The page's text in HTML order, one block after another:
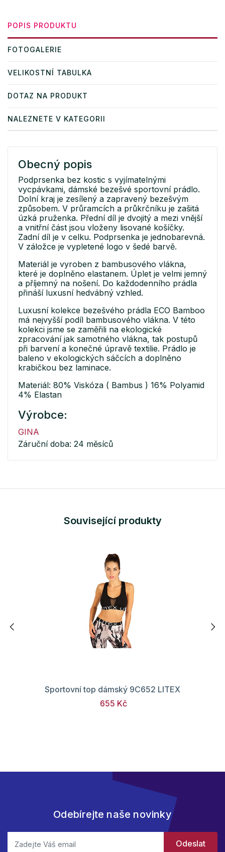
POPIS PRODUKTU
FOTOGALERIE
VELIKOSTNÍ TABULKA
DOTAZ NA PRODUKT
NALEZNETE V KATEGORII
Obecný popis
Podprsenka bez kostic s vyjímatelnými
vycpávkami, dámské bezešvé sportovní prádlo.
Dolní kraj je zesílený a zapravený bezešvým
způsobem. V průramcích a průkrčníku je zašitá
úzká pruženka. Přední díl je dvojitý a mezi vnější
a vnitřní část jsou vloženy lisované košíčky.
Zadní díl je v celku. Podprsenka je jednobarevná.
V záložce je vypletené logo v šedé barvě.
Materiál je vyroben z bambusového vlákna,
které je doplněno elastanem. Úplet je velmi jemný
a příjemný na nošení. Do každodenního prádla
přináší luxusní hedvábný vzhled.
Luxusní kolekce bezešvého prádla ECO Bamboo
má nejvyšší podíl bambusového vlákna. V této
kolekci jsme se zaměřili na ekologické
zpracování jak samotného vlákna, tak postupů
při barvení a konečné úpravě textilie. Prádlo je
baleno v ekologických sáčcích a doplněno
krabičkou bez laminace.
Materiál: 80% Viskóza ( Bambus ) 16% Polyamid
4% Elastan
Výrobce:
GINA
Záruční doba: 24 měsíců
Související produkty
Sportovní top dámský 9C652 LITEX
655 Kč
Odebírejte naše novinky